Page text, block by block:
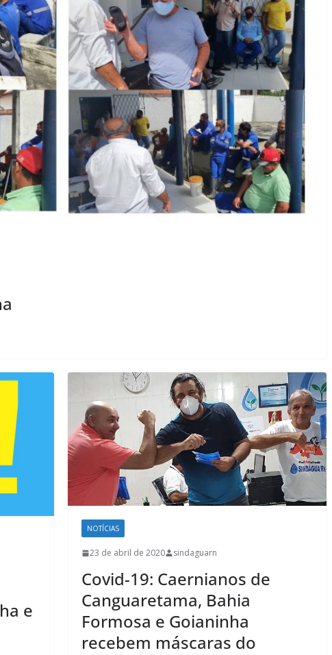
e
NOTÍCIAS
23 de abril de 2020 sindaguarn
Covid-19: Caernianos de
Canguaretama, Bahia
Formosa e Goianinha
recebem máscaras do